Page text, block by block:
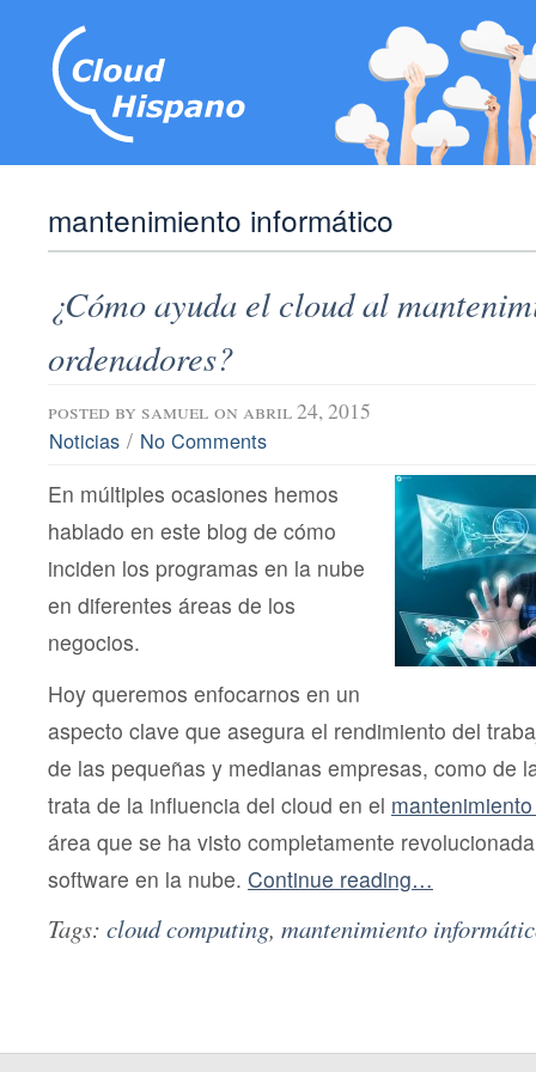
mantenimiento informático
¿Cómo ayuda el cloud al
ordenadores?
posted by samuel on abril 24, 2015
Noticias / No Comments
En múltiples ocasiones hemos
hablado en este blog de cómo
inciden los programas en la nube
en diferentes áreas de los
negocios.
Hoy queremos enfocarnos en un
aspecto clave que asegura el rendimiento del
de las pequeñas y medianas empresas, como de
trata de la influencia del cloud en el
área que se ha visto completamente
software en la nube. Continue reading…
Tags: cloud computing, mantenimiento